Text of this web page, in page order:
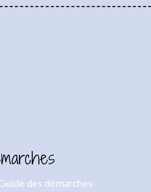
des démarches